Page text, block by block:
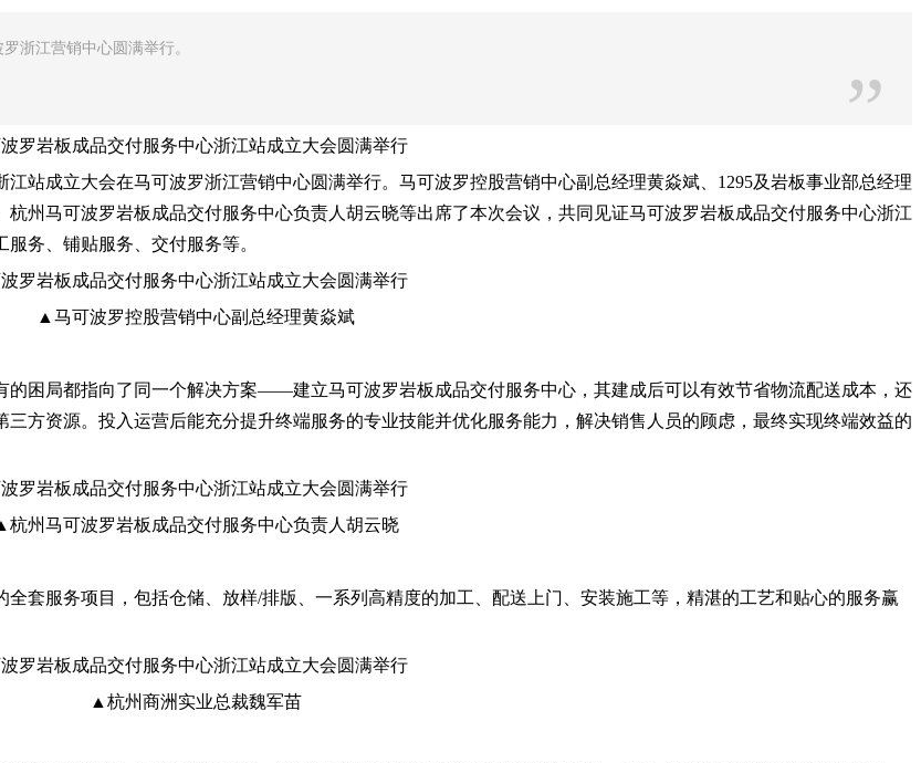
浙江营销中心圆满举行。
”
江站成立大会在马可波罗浙江营销中心圆满举行。马可波罗控股营销中心副总经理黄焱斌、1295及岩板事业部总经理
州马可波罗岩板成品交付服务中心负责人胡云晓等出席了本次会议，共同见证马可波罗岩板成品交付服务中心浙江
务、铺贴服务、交付服务等。
▲马可波罗控股营销中心副总经理黄焱斌
困局都指向了同一个解决方案——建立马可波罗岩板成品交付服务中心，其建成后可以有效节省物流配送成本，还
方资源。投入运营后能充分提升终端服务的专业技能并优化服务能力，解决销售人员的顾虑，最终实现终端效益的
马可波罗岩板成品交付服务中心负责人胡云晓
服务项目，包括仓储、放样/排版、一系列高精度的加工、配送上门、安装施工等，精湛的工艺和贴心的服务赢
▲杭州商洲实业总裁魏军苗